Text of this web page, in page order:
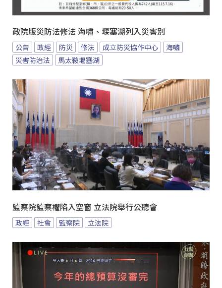
政院版災防法修法 海嘯、堰塞湖列入災害別
公告 政經 防災 修法 成立防災協作中心
海嘯
災害防治法
馬太鞍堰塞湖
監察院監察權陷入空窗 立法院舉行公聽會
政經 社會 監察院 立法院